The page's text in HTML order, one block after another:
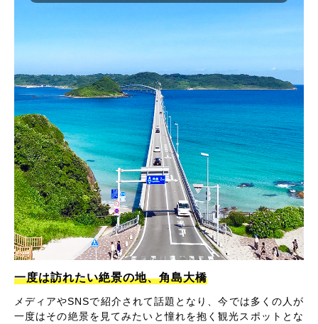
一度は訪れたい絶景の地、角島大橋
メディアやSNSで紹介されて話題となり、今では多くの人が
一度はその絶景を見てみたいと憧れを抱く観光スポットとな